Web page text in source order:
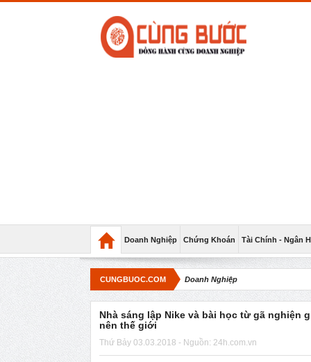
Doanh Nghiệp Chứng Khoán Tài Chính - Ngân
CUNGBUOC.COM Doanh Nghiệp
Nhà sáng lập Nike và bài học từ gã nghiện
nên thế giới
Thứ Bảy 03.03.2018 - Nguồn: 24h.com.vn